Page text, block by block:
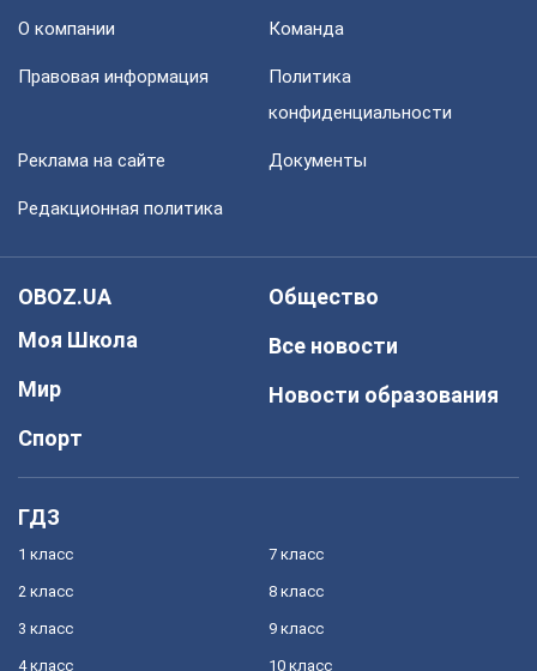
О компании Команда
Правовая информация
Политика
конфиденциальности
Реклама на сайте Документы
Редакционная политика
OBOZ.UA
Моя Школа
Мир
Спорт
Общество
Все новости
Новости образования
ГДЗ
1 класс
2 класс
3 класс
4 класс
7 класс
8 класс
9 класс
10 класс